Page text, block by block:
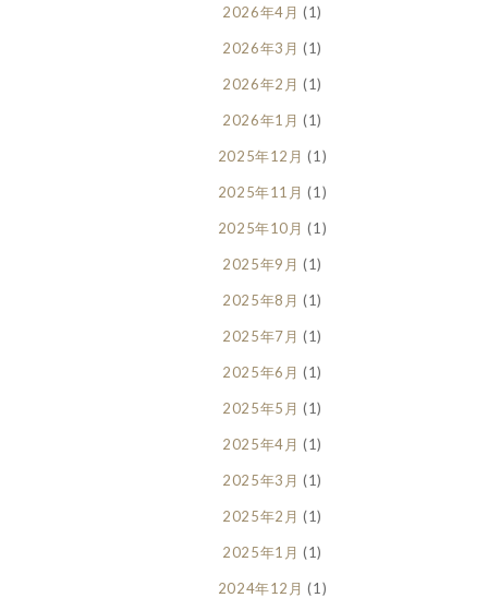
2026年4月 (1)
2026年3月 (1)
2026年2月 (1)
2026年1月 (1)
2025年12月 (1)
2025年11月 (1)
2025年10月 (1)
2025年9月 (1)
2025年8月 (1)
2025年7月 (1)
2025年6月 (1)
2025年5月 (1)
2025年4月 (1)
2025年3月 (1)
2025年2月 (1)
2025年1月 (1)
2024年12月 (1)